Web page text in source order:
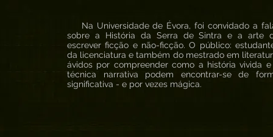
Na Universidade de Évora, foi convidado a
sobre a História da Serra de Sintra e a arte
escrever ficção e não-ficção. O público:
da licenciatura e também do mestrado em
ávidos por compreender como a história vivida
técnica narrativa podem encontrar-se de
significativa - e por vezes mágica.